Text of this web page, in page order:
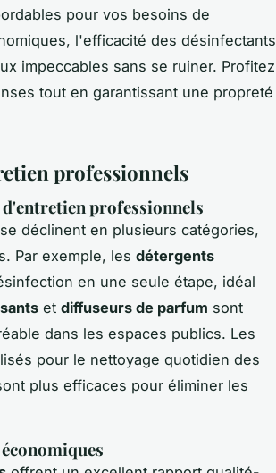
pour vos besoins de
l'efficacité des désinfectants
impeccables sans se ruiner. Profitez
tout en garantissant une propreté
professionnels
professionnels
se déclinent en plusieurs catégories,
Par exemple, les détergents
en une seule étape, idéal
et diffuseurs de parfum sont
dans les espaces publics. Les
pour le nettoyage quotidien des
plus efficaces pour éliminer les